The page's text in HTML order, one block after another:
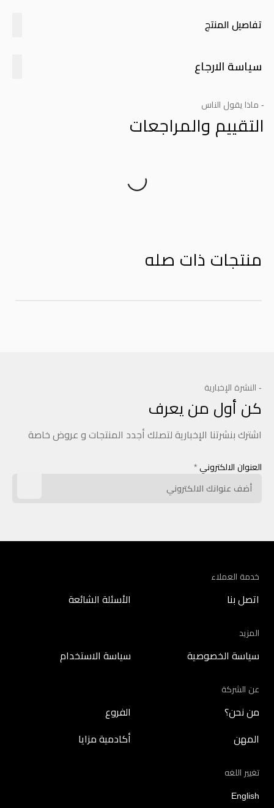
تفاصيل المنتج
سياسة الارجاع
- ماذا يقول الناس
التقييم والمراجعات
منتجات ذات صله
- النشرة الإخبارية
كن أول من يعرف
اشترك بنشرتنا الإخبارية لتصلك أجدد المنتجات و عروض خاصة
العنوان الالكتروني *
خدمة العملاء
اتصل بنا الأسئلة الشائعة
المزيد
سياسة الخصوصية سياسة الاستخدام
عن الشركة
من نحن؟ الفروع
المهن أكادمية مزايا
تغيير اللغه
English